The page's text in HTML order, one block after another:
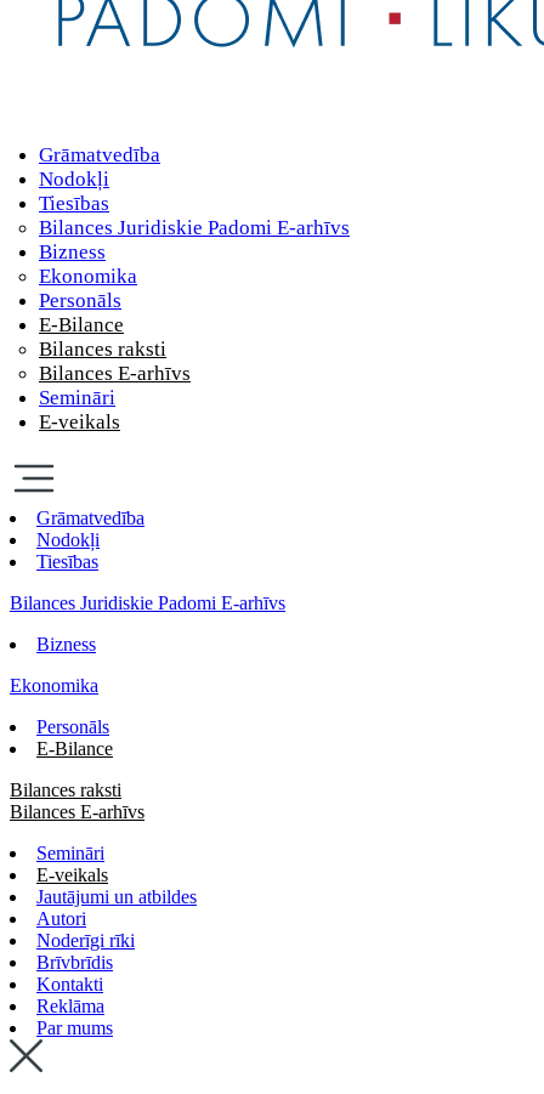
Grāmatvedība
Nodokļi
Tiesības
Bilances Juridiskie Padomi E-arhīvs
Bizness
Ekonomika
Personāls
E-Bilance
Bilances raksti
Bilances E-arhīvs
Semināri
E-veikals
Grāmatvedība
Nodokļi
Tiesības
Bilances Juridiskie Padomi E-arhīvs
Bizness
Ekonomika
Personāls
E-Bilance
Bilances raksti
Bilances E-arhīvs
Semināri
E-veikals
Jautājumi un atbildes
Autori
Noderīgi rīki
Brīvbrīdis
Kontakti
Reklāma
Par mums